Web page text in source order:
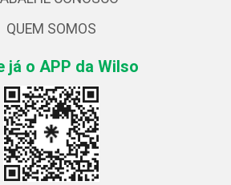
QUEM SOMOS
já o APP da Wilso